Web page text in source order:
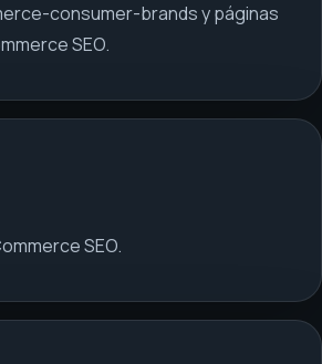
consumer-brands y páginas
SEO.
SEO.